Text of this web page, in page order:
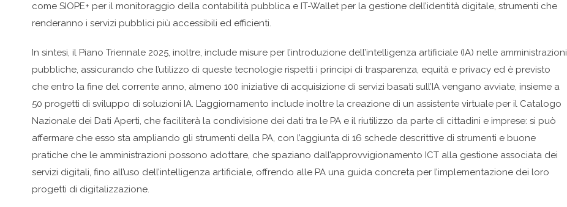
come SIOPE+ per il monitoraggio della contabilità pubblica e IT-Wallet per la gestione dell’identità digitale, strumenti che
renderanno i servizi pubblici più accessibili ed efficienti.
In sintesi, il Piano Triennale 2025, inoltre, include misure per l’introduzione dell’intelligenza artificiale (IA) nelle amministrazioni
pubbliche, assicurando che l’utilizzo di queste tecnologie rispetti i principi di trasparenza, equità e privacy ed è previsto
che entro la fine del corrente anno, almeno 100 iniziative di acquisizione di servizi basati sull’IA vengano avviate, insieme a
50 progetti di sviluppo di soluzioni IA. L’aggiornamento include inoltre la creazione di un assistente virtuale per il Catalogo
Nazionale dei Dati Aperti, che faciliterà la condivisione dei dati tra le PA e il riutilizzo da parte di cittadini e imprese: si può
affermare che esso sta ampliando gli strumenti della PA, con l’aggiunta di 16 schede descrittive di strumenti e buone
pratiche che le amministrazioni possono adottare, che spaziano dall’approvvigionamento ICT alla gestione associata dei
servizi digitali, fino all’uso dell’intelligenza artificiale, offrendo alle PA una guida concreta per l’implementazione dei loro
progetti di digitalizzazione.